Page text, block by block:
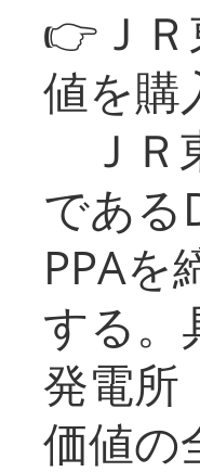
👉Ｊ
値を
ＪＲ
である
PPAを
する。
発電所
価値の